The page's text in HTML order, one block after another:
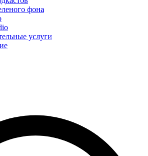
фона
услуги